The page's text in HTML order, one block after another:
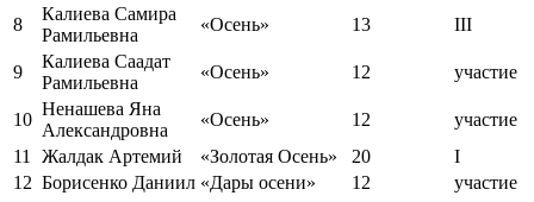
8
Калиева Самира
Рамильевна
«Осень» 13 III
9
Калиева Саадат
Рамильевна
«Осень» 12 участие
10
Ненашева Яна
Александровна
«Осень» 12
участие
11
Жалдак Артемий «Золотая Осень» 20
I
12 Борисенко Даниил «Дары осени» 12
участие